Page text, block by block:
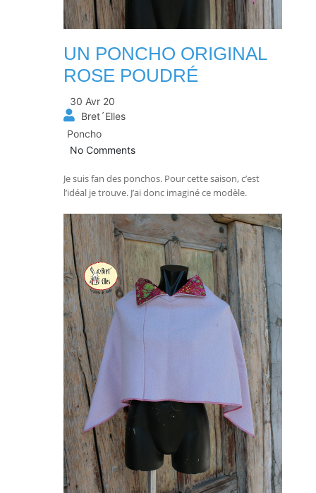
UN PONCHO ORIGINAL
ROSE POUDRÉ
30 Avr 20
Bret´Elles
Poncho
No Comments
Je suis fan des ponchos. Pour cette saison, c’est
l’idéal je trouve. J’ai donc imaginé ce modèle.